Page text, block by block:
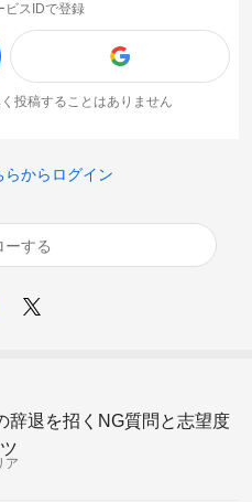
ビスIDで登録
投稿することはありません
からログイン
ーする
辞退を招くNG質問と志望度
ア